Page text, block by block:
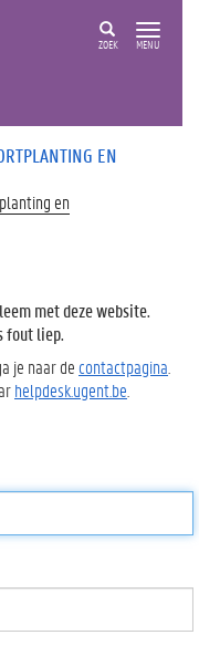
ZOEK MENU
EN
en
met deze website.
fout liep.
je naar de contactpagina
helpdesk.ugent.be